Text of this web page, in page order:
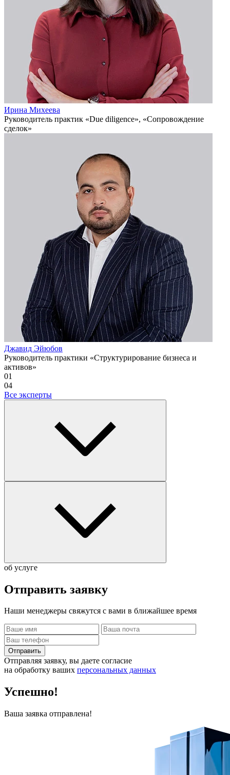
Ирина Михеева
Руководитель практик «Due diligence», «Сопровождение
сделок»
Джавид Эйюбов
Руководитель практики «Структурирование бизнеса и
активов»
01
04
Все эксперты
об услуге
Отправить заявку
Наши менеджеры свяжутся с вами в ближайшее время
Отправить
Отправляя заявку, вы даете согласие
на обработку ваших персональных данных
Успешно!
Ваша заявка отправлена!